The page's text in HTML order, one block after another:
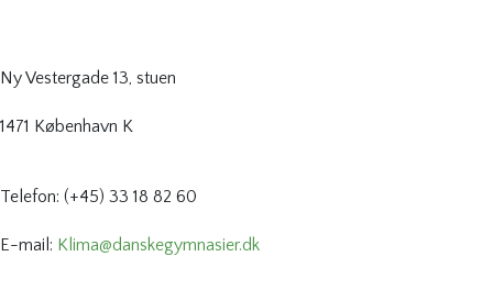
Ny Vestergade 13, stuen
1471 København K
Telefon: (+45) 33 18 82 60
E-mail: Klima@danskegymnasier.dk